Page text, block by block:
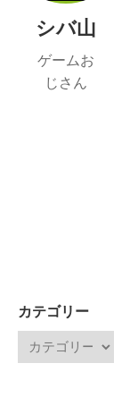
シバ山
ゲームお
じさん
カテゴリー